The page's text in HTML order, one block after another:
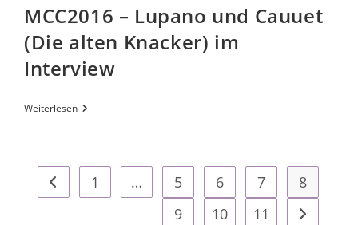
MCC2016 – Lupano und Cauuet
(Die alten Knacker) im
Interview
Weiterlesen
1 … 5 6 7
8
9
10 11